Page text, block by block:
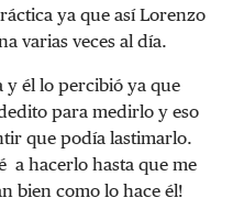
ya que así Lorenzo
varias veces al día.
él lo percibió ya que
para medirlo y eso
que podía lastimarlo.
a hacerlo hasta que me
bien como lo hace él!